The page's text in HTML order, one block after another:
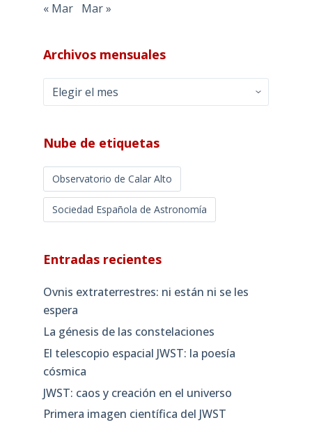
« Mar Mar »
Archivos mensuales
Archivos
mensuales
Nube de etiquetas
Observatorio de Calar Alto
Sociedad Española de Astronomía
Entradas recientes
Ovnis extraterrestres: ni están ni se les
espera
La génesis de las constelaciones
El telescopio espacial JWST: la poesía
cósmica
JWST: caos y creación en el universo
Primera imagen científica del JWST